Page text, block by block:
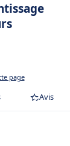
page
Avis